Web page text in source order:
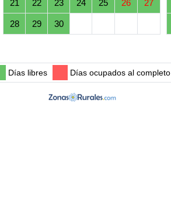
21 22 23 24 25 26 27
28 29 30
Días libres Días ocupados al completo